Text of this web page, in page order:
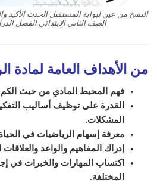
النسخ من عين لبوابة المستقبل الحدث الأكيد
الصف الثاني الابتدائي الفصل الدراسي
من الأهداف العامة لمادة
فهم المحيط المادي من حيث
القدرة على توظيف أساليب
المشكلات.
معرفة إسهام الرياضيات في
إدراك المفاهيم والواعد والعلاقات
اكتساب المهارات والخبرات في
المختلفة.